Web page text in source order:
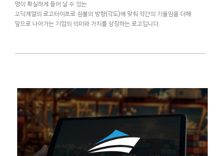
명이 확실하게 들어 날 수 있는
고딕계열의 로고타이프로 심볼의 방향(각도)에 맞춰 약간의 기울임을 더해
앞으로 나아가는 기업의 의미와 가치를 상징하는 로고입니다.